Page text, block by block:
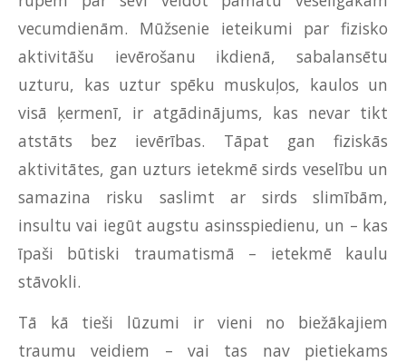
vecumdienām. Mūžsenie ieteikumi par fizisko
aktivitāšu ievērošanu ikdienā, sabalansētu
uzturu, kas uztur spēku muskuļos, kaulos un
visā ķermenī, ir atgādinājums, kas nevar tikt
atstāts bez ievērības. Tāpat gan fiziskās
aktivitātes, gan uzturs ietekmē sirds veselību un
samazina risku saslimt ar sirds slimībām,
insultu vai iegūt augstu asinsspiedienu, un – kas
īpaši būtiski traumatismā – ietekmē kaulu
stāvokli.
Tā kā tieši lūzumi ir vieni no biežākajiem
traumu veidiem – vai tas nav pietiekams